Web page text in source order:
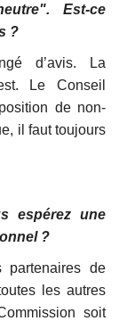
Est-ce
?
d’avis. La
Le Conseil
de non-
il faut toujours
espérez une
?
partenaires de
les autres
soit